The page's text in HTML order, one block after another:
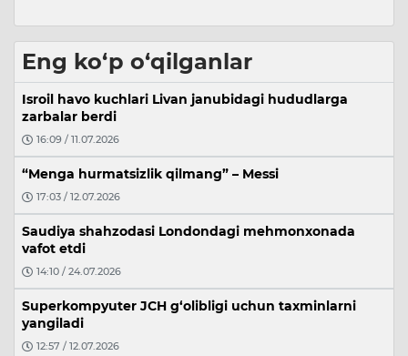
Eng ko‘p o‘qilganlar
Isroil havo kuchlari Livan janubidagi hududlarga
zarbalar berdi
16:09 / 11.07.2026
“Menga hurmatsizlik qilmang” – Messi
17:03 / 12.07.2026
Saudiya shahzodasi Londondagi mehmonxonada
vafot etdi
14:10 / 24.07.2026
Superkompyuter JCH g‘olibligi uchun taxminlarni
yangiladi
12:57 / 12.07.2026